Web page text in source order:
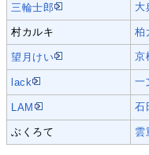
三輪士郎 大
村カルキ 柏
望月けい 京
lack 一
LAM 石
ぶくろて 雲